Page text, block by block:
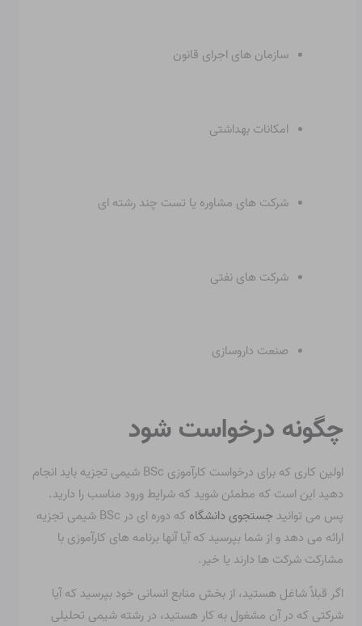
سازمان های اجرای قانون
امکانات بهداشتی
شرکت های مشاوره یا تست چند رشته ای
شرکت های نفتی
صنعت داروسازی
چگونه درخواست شود
اولین کاری که برای درخواست کارآموزی BSc شیمی تجزیه باید انجام
دهید این است که مطمئن شوید که شرایط ورود مناسب را دارید.
پس می توانید جستجوی دانشگاه
که دوره ای در BSc شیمی تجزیه
ارائه می دهد و از شما بپرسید که آیا آنها برنامه های کارآموزی با
مشارکت شرکت ها دارند یا خیر.
اگر قبلاً شاغل هستید، از بخش منابع انسانی خود بپرسید که آیا
شرکتی که در آن مشغول به کار هستید، در رشته شیمی تحلیلی